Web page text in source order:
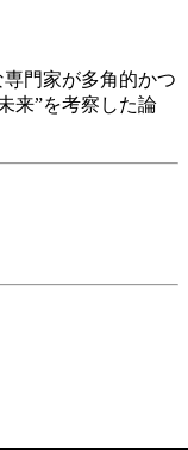
門家が多角的かつ
来”を考察した論